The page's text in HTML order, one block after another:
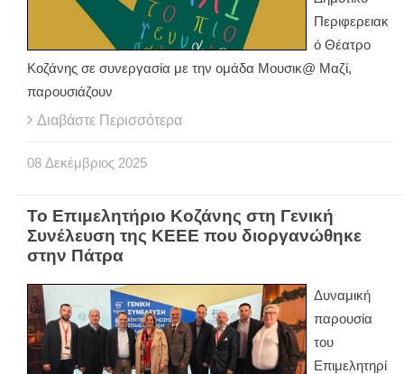
Περιφερειακ
ό Θέατρο
Κοζάνης σε συνεργασία με την ομάδα Μουσικ@ Μαζί,
παρουσιάζουν
Διαβάστε Περισσότερα
08 Δεκέμβριος 2025
To Επιμελητήριο Κοζάνης στη Γενική
Συνέλευση της ΚΕΕΕ που διοργανώθηκε
στην Πάτρα
Δυναμική
παρουσία
του
Επιμελητηρί